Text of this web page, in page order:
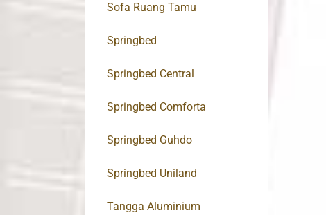
Sofa Ruang Tamu
Springbed
Springbed Central
Springbed Comforta
Springbed Guhdo
Springbed Uniland
Tangga Aluminium